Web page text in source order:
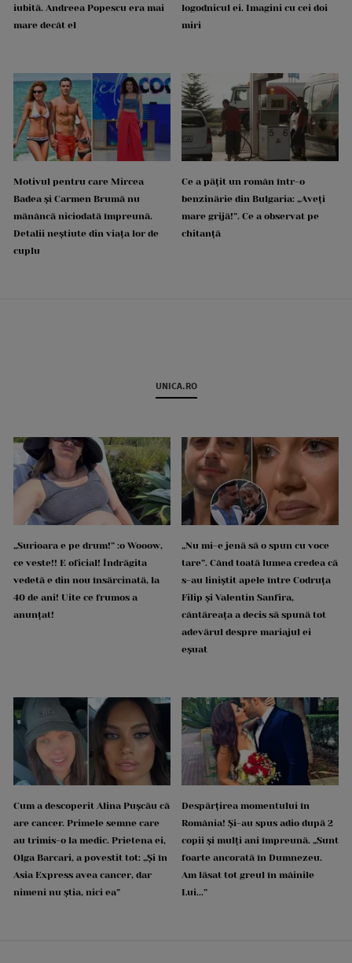
iubită. Andreea Popescu era mai
mare decât el
logodnicul ei. Imagini cu cei doi
miri
Motivul pentru care Mircea
Badea și Carmen Brumă nu
mănâncă niciodată împreună.
Detalii neștiute din viața lor de
cuplu
Ce a pățit un român într-o
benzinărie din Bulgaria: „Aveți
mare grijă!”. Ce a observat pe
chitanță
UNICA.RO
„Surioara e pe drum!” :o Wooow,
ce veste!! E oficial! Îndrăgita
vedetă e din nou însărcinată, la
40 de ani! Uite ce frumos a
anunțat!
„Nu mi-e jenă să o spun cu voce
tare”. Când toată lumea credea că
s-au liniștit apele între Codruța
Filip și Valentin Sanfira,
cântăreața a decis să spună tot
adevărul despre mariajul ei
eșuat
Cum a descoperit Alina Pușcău că
are cancer. Primele semne care
au trimis-o la medic. Prietena ei,
Olga Barcari, a povestit tot: „Și în
Asia Express avea cancer, dar
nimeni nu știa, nici ea”
Despărțirea momentului în
România! Și-au spus adio după 2
copii și mulți ani împreună. „Sunt
foarte ancorată în Dumnezeu.
Am lăsat tot greul în mâinile
Lui...”